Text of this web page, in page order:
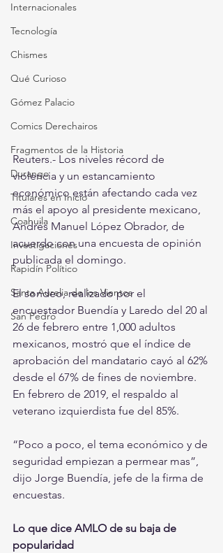
Internacionales
Tecnología
Chismes
Qué Curioso
Gómez Palacio
Comics Derechairos
Fragmentos de la Historia
Durango
Titulares en Inicio
Coahuila
Investigaciones
Rapidín Político
Santa Aurelia de los Vientos
San Pedro
Reuters.- Los niveles récord de
violencia y un estancamiento
económico están afectando cada vez
más el apoyo al presidente mexicano,
Andrés Manuel López Obrador, de
acuerdo con una encuesta de opinión
publicada el domingo.
El sondeo, realizado por el
encuestador Buendía y Laredo del 20 al
26 de febrero entre 1,000 adultos
mexicanos, mostró que el índice de
aprobación del mandatario cayó al 62%
desde el 67% de fines de noviembre.
En febrero de 2019, el respaldo al
veterano izquierdista fue del 85%.
“Poco a poco, el tema económico y de
seguridad empiezan a permear mas”,
dijo Jorge Buendía, jefe de la firma de
encuestas.
Lo que dice AMLO de su baja de
popularidad